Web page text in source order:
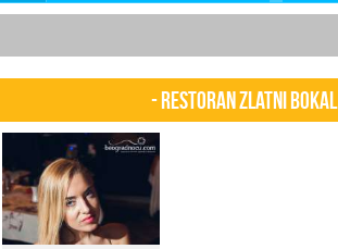
- Restoran Zlatni Bokal